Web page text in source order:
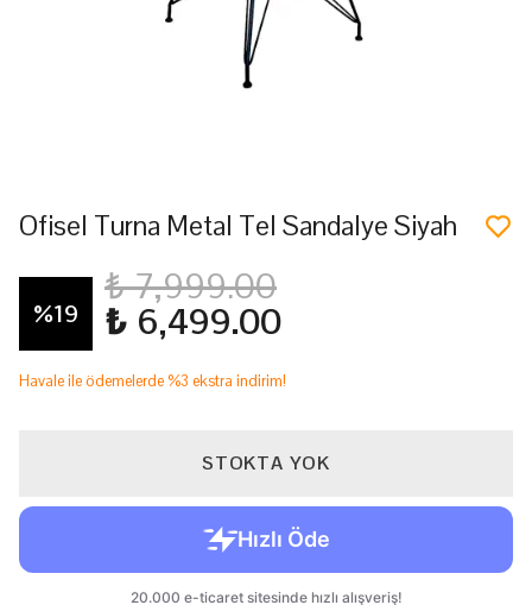
Ofisel Turna Metal Tel Sandalye Siyah
%19
₺ 7,999.00
₺ 6,499.00
Havale ile ödemelerde %3 ekstra indirim!
STOKTA YOK